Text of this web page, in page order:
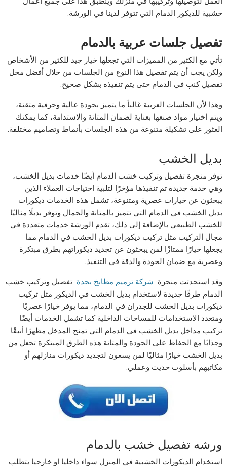
خشبية للديكور الدمام التي تتوفر لدينا في الورشة.
تفصيل جلسات عربية بالدمام
تأتي مع الكثير من المميزات التي تجعلها خيار جيد للكثير من الأشخاص
ولكن يجب أن يتم تفصيل هذا النوع من الجلسات من خلال أفضل محل
تفصيل كنب في الدمام حتى يتم تنفيذه بشكل صحيح.
وهذا لأن الجلسات العربية غالباً ما يتميز بجودة عالية وحرفية متقنة،
ويتم اختيار مواد صنعها بعناية لضمان المتانة والاستدامة، كما يمكنك
العثور على تشكيلة متنوعة من هذه الجلسات بأنماط وتصاميم مختلفة.
بديل الخشب
توفر منجرة تفصيل وتركيب خشب الدمام أيضًا خدمات بديل الخشب،
وهي خدمة جديدة تم تنفيذها مؤخرًا لتلبية احتياجات العملاء الذين
يبحثون عن خيارات عصرية ومتنوعة، تشمل هذه الخدمات ديكورات
بديل الخشب في الدمام التي تتميز بالمتانة والجمال وتوفر بديلًا مثاليًا
للخشب الطبيعي بالإضافة إلى ذلك، تقدم الورشة خدمات متعددة في
مجال التركيب مثل تركيب ديكورات بديل الخشب في الدمام مما
يجعلها خيارًا ممتازًا لمن يبحثون عن تجديد ديكوراتهم بطرق مبتكرة
وعصرية مع ضمان الجودة والدقة في التنفيذ.
وقد استحدثت منجرة شركة ترميم مطابخ بجدة تفصيل وتركيب خشب
الدمام طرقًا جديدة لاستخدام بديل الخشب في الديكور مثل تركيب
ديكورات بديل الخشب للجدران في الدمام، مما يوفر خيارًا عصريًا
ومتعدد الاستخدامات للمساحات الداخلية كما تشمل الخدمات أيضًا
تركيب مداخل بديل الخشب في الدمام التي تمنح المدخل مظهرًا أنيقًا
وجذابًا مع الحفاظ على الجودة والمتانة هذه الطرق المبتكرة تجعل من
بديل الخشب خيارًا مثاليًا لمن يسعون لتجديد ديكورات منازلهم أو
مكاتبهم بأسلوب حديث وعملي.
ورشه تفصيل خشب بالدمام
استخدام الديكورات الخشبية في المنزل سواء داخليا او خارجيا يتطلب